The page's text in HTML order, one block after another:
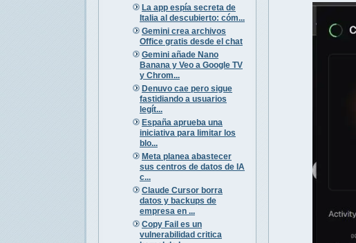
La app espía secreta de
Italia al descubierto: cóm...
Gemini crea archivos
Office gratis desde el chat
Gemini añade Nano
Banana y Veo a Google TV
y Chrom...
Denuvo cae pero sigue
fastidiando a usuarios
legít...
España aprueba una
iniciativa para limitar los
blo...
Meta planea abastecer
sus centros de datos de IA
c...
Claude Cursor borra
datos y backups de
empresa en ...
Copy Fail es un
vulnerabilidad critica